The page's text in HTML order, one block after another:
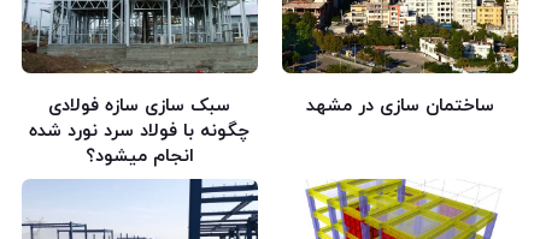
ساختمان سازی در مشهد
سبک سازی سازه فولادی
چگونه با فولاد سرد نورد شده
انجام میشود؟